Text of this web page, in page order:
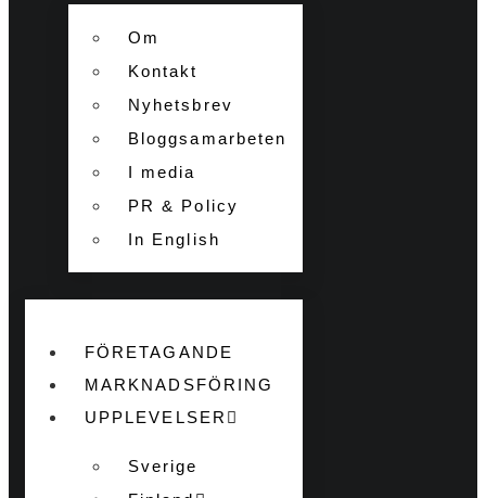
Om
Kontakt
Nyhetsbrev
Bloggsamarbeten
I media
PR & Policy
In English
FÖRETAGANDE
MARKNADSFÖRING
UPPLEVELSER
Sverige